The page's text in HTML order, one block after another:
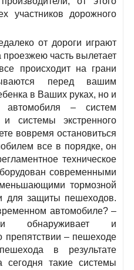
участников дорожного
от дороги играют
часть вылетает
происходит на грани
перед вашим
в Ваших руках, но и
автомобиля – систем
и системы экстренного
вовремя остановиться
все в порядке, он
техническое
современными
тормозной
для защиты пешеходов.
автомобиле? –
обнаруживает и
препятствии – пешеходе
в результате
такие системы